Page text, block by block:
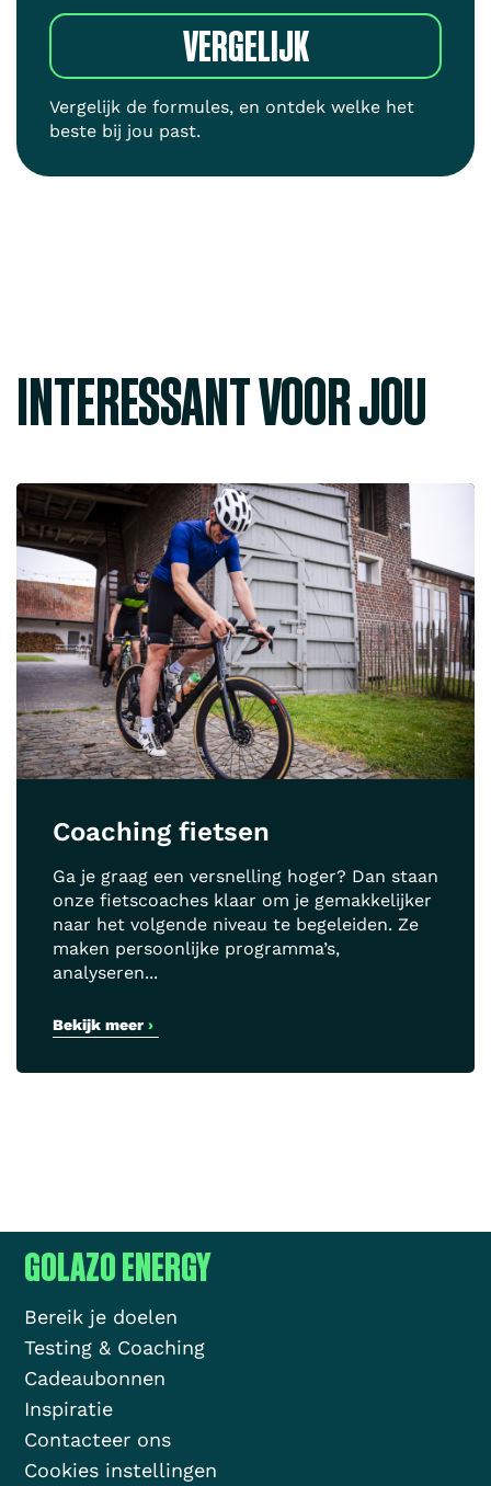
VERGELIJK
Vergelijk de formules, en ontdek welke het
beste bij jou past.
INTERESSANT VOOR JOU
Coaching fietsen
Ga je graag een versnelling hoger? Dan staan
onze fietscoaches klaar om je gemakkelijker
naar het volgende niveau te begeleiden. Ze
maken persoonlijke programma’s,
analyseren...
Bekijk meer ›
GOLAZO ENERGY
Bereik je doelen
Testing & Coaching
Cadeaubonnen
Inspiratie
Contacteer ons
Cookies instellingen